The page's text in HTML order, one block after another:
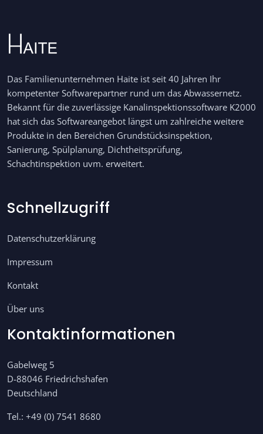
Das Familienunternehmen Haite ist seit 40 Jahren Ihr
kompetenter Softwarepartner rund um das Abwassernetz.
Bekannt für die zuverlässige Kanalinspektionssoftware K2000
hat sich das Softwareangebot längst um zahlreiche weitere
Produkte in den Bereichen Grundstücksinspektion,
Sanierung, Spülplanung, Dichtheitsprüfung,
Schachtinspektion uvm. erweitert.
Schnellzugriff
Datenschutzerklärung
Impressum
Kontakt
Über uns
Kontaktinformationen
Gabelweg 5
D-88046 Friedrichshafen
Deutschland
Tel.: +49 (0) 7541 8680